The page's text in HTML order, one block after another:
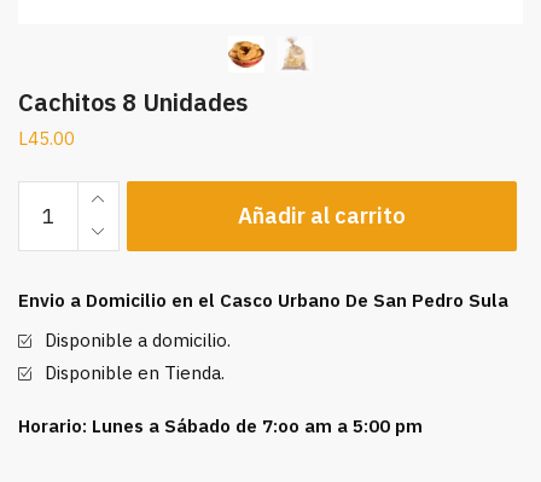
Cachitos 8 Unidades
L45.00
Unidades
Añadir al carrito
Envio a Domicilio en el Casco Urbano De San Pedro Sula
Disponible a domicilio.
Disponible en Tienda.
Horario: Lunes a Sábado de 7:oo am a 5:00 pm